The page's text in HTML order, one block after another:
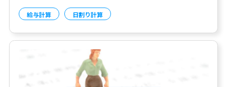
給与計算 日割り計算